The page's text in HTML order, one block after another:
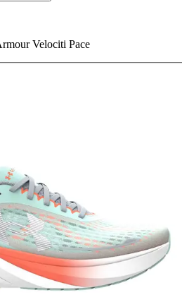
Velociti Pace